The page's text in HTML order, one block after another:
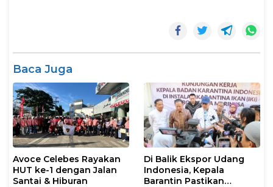
Baca Juga
Avoce Celebes Rayakan
HUT ke-1 dengan Jalan
Santai & Hiburan
Di Balik Ekspor Udang
Indonesia, Kepala
Barantin Pastikan